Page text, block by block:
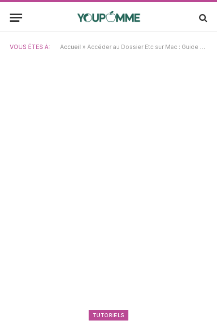
VOUS ÊTES À: Accueil » Accéder au Dossier Etc sur Mac : Guide pratique pour navigation et suppression de fichiers
TUTORIELS